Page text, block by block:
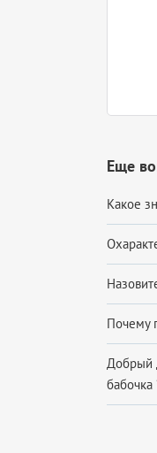
Еще
Какое
Почему
Добрый
бабочка